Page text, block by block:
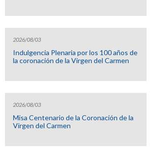
2026/08/03
Indulgencia Plenaria por los 100 años de
la coronación de la Virgen del Carmen
2026/08/03
Misa Centenario de la Coronación de la
Virgen del Carmen